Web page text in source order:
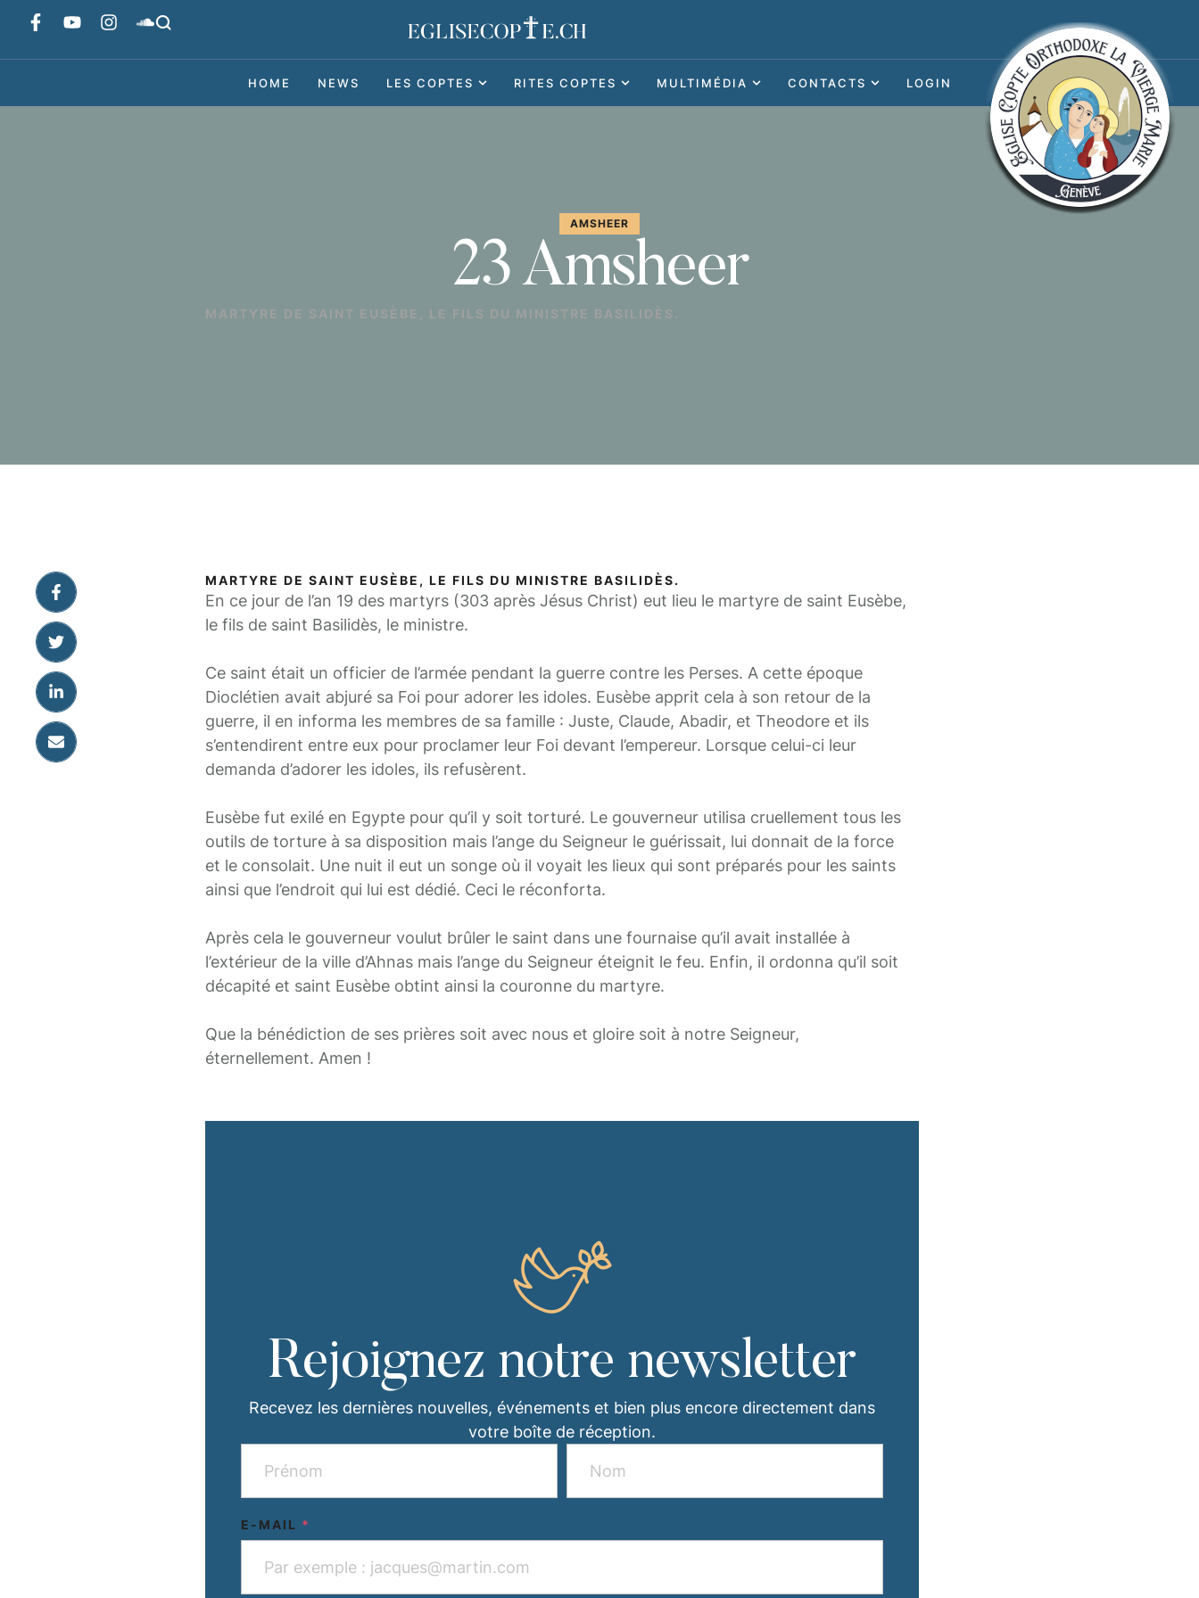
HOME NEWS LES COPTES RITES COPTES MULTIMÉDIA CONTACTS LOGIN
AMSHEER
23 Amsheer
MARTYRE DE SAINT EUSÈBE, LE FILS DU MINISTRE BASILIDÈS.
MARTYRE DE SAINT EUSÈBE, LE FILS DU MINISTRE BASILIDÈS.
En ce jour de l’an 19 des martyrs (303 après Jésus Christ) eut lieu le martyre de saint Eusèbe,
le fils de saint Basilidès, le ministre.
Ce saint était un officier de l’armée pendant la guerre contre les Perses. A cette époque
Dioclétien avait abjuré sa Foi pour adorer les idoles. Eusèbe apprit cela à son retour de la
guerre, il en informa les membres de sa famille : Juste, Claude, Abadir, et Theodore et ils
s’entendirent entre eux pour proclamer leur Foi devant l’empereur. Lorsque celui-ci leur
demanda d’adorer les idoles, ils refusèrent.
Eusèbe fut exilé en Egypte pour qu’il y soit torturé. Le gouverneur utilisa cruellement tous les
outils de torture à sa disposition mais l’ange du Seigneur le guérissait, lui donnait de la force
et le consolait. Une nuit il eut un songe où il voyait les lieux qui sont préparés pour les saints
ainsi que l’endroit qui lui est dédié. Ceci le réconforta.
Après cela le gouverneur voulut brûler le saint dans une fournaise qu’il avait installée à
l’extérieur de la ville d’Ahnas mais l’ange du Seigneur éteignit le feu. Enfin, il ordonna qu’il soit
décapité et saint Eusèbe obtint ainsi la couronne du martyre.
Que la bénédiction de ses prières soit avec nous et gloire soit à notre Seigneur,
éternellement. Amen !
Rejoignez notre newsletter
Recevez les dernières nouvelles, événements et bien plus encore directement dans
votre boîte de réception.
E-MAIL *